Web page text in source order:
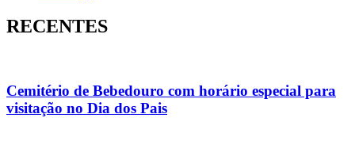
RECENTES
Cemitério de Bebedouro com horário especial para
visitação no Dia dos Pais